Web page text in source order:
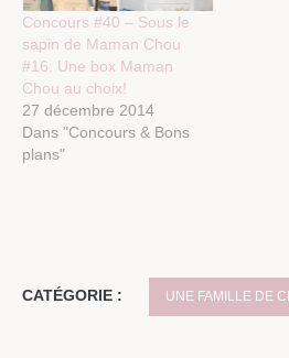
Concours #40 – Sous le
sapin de Maman Chou
#16: Une box Maman
Chou au choix!
27 décembre 2014
Dans "Concours & Bons
plans"
CATÉGORIE : UNE FAMILLE DE